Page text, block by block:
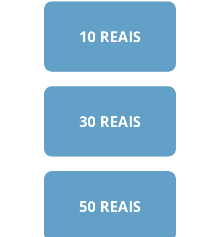
10 REAIS
30 REAIS
50 REAIS